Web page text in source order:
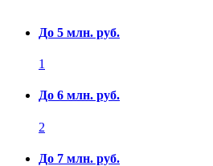
До 5 млн. руб.
1
До 6 млн. руб.
2
До 7 млн. руб.